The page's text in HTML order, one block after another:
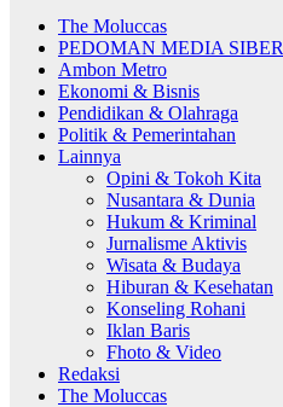
The Moluccas
PEDOMAN MEDIA SIBER
Ambon Metro
Ekonomi & Bisnis
Pendidikan & Olahraga
Politik & Pemerintahan
Lainnya
Opini & Tokoh Kita
Nusantara & Dunia
Hukum & Kriminal
Jurnalisme Aktivis
Wisata & Budaya
Hiburan & Kesehatan
Konseling Rohani
Iklan Baris
Fhoto & Video
Redaksi
The Moluccas